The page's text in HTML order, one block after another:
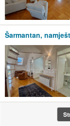
Šarmantan,